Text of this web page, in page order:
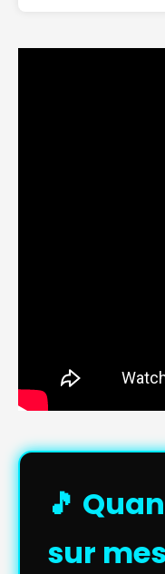
🎵
sur